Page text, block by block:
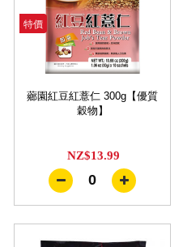
特價
薌園紅豆紅薏仁 300g【優質
穀物】
NZ$13.99
0